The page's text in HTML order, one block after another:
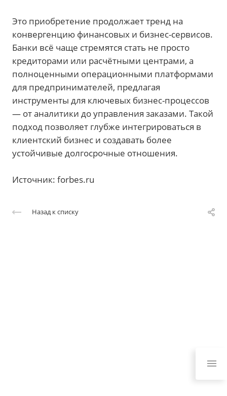
Это приобретение продолжает тренд на
конвергенцию финансовых и бизнес-сервисов.
Банки всё чаще стремятся стать не просто
кредиторами или расчётными центрами, а
полноценными операционными платформами
для предпринимателей, предлагая
инструменты для ключевых бизнес-процессов
— от аналитики до управления заказами. Такой
подход позволяет глубже интегрироваться в
клиентский бизнес и создавать более
устойчивые долгосрочные отношения.
Источник: forbes.ru
Назад к списку